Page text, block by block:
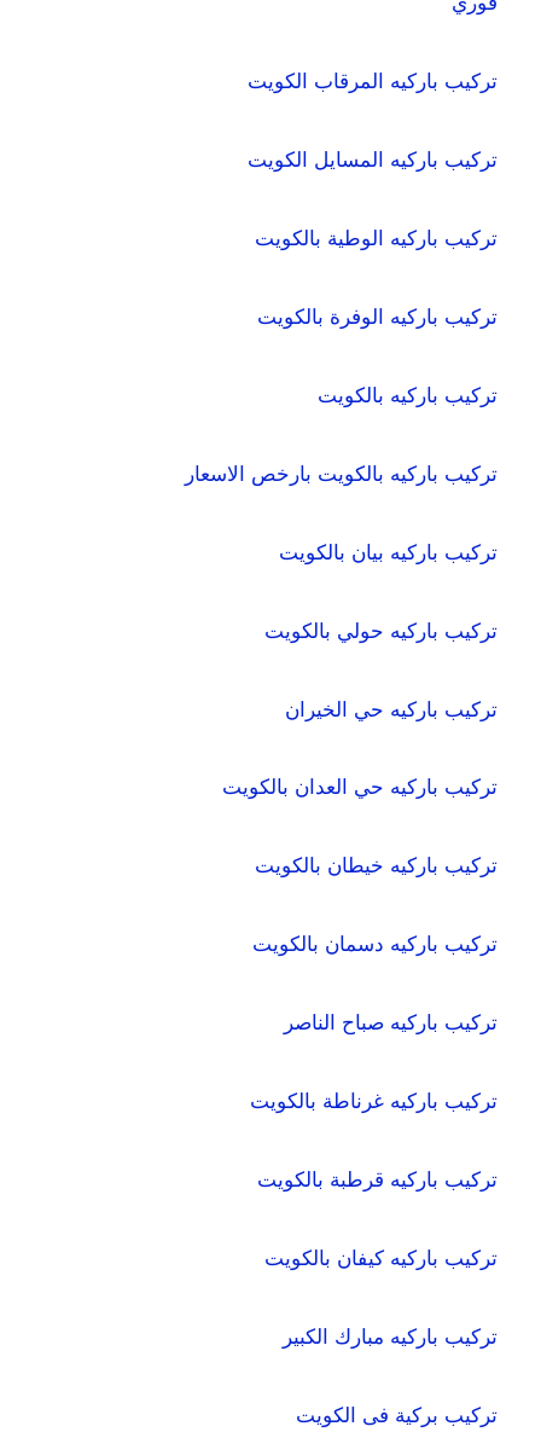
تركيب باركيه المرقاب الكويت
تركيب باركيه المسايل الكويت
تركيب باركيه الوطية بالكويت
تركيب باركيه الوفرة بالكويت
تركيب باركيه بالكويت
تركيب باركيه بالكويت بارخص الاسعار
تركيب باركيه بيان بالكويت
تركيب باركيه حولي بالكويت
تركيب باركيه حي الخيران
تركيب باركيه حي العدان بالكويت
تركيب باركيه خيطان بالكويت
تركيب باركيه دسمان بالكويت
تركيب باركيه صباح الناصر
تركيب باركيه غرناطة بالكويت
تركيب باركيه قرطبة بالكويت
تركيب باركيه كيفان بالكويت
تركيب باركيه مبارك الكبير
تركيب بركية فى الكويت